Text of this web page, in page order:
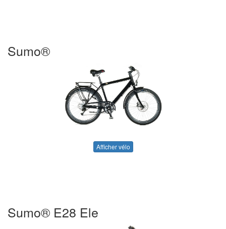
Sumo®
Afficher vélo
Sumo® E28 Ele